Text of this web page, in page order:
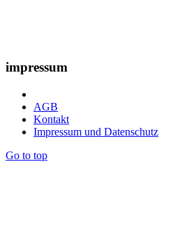
impressum
AGB
Kontakt
Impressum und Datenschutz
Go to top